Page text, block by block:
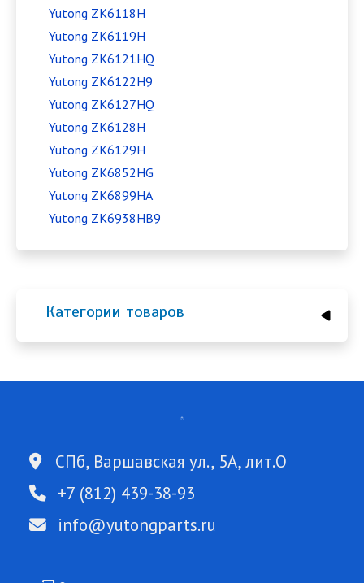
Yutong ZK6118H
Yutong ZK6119H
Yutong ZK6121HQ
Yutong ZK6122H9
Yutong ZK6127HQ
Yutong ZK6128H
Yutong ZK6129H
Yutong ZK6852HG
Yutong ZK6899HA
Yutong ZK6938HB9
Категории товаров
СПб, Варшавская ул., 5А, лит.О
+7 (812) 439-38-93
info@yutongparts.ru